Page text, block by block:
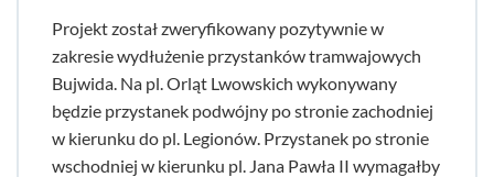
Projekt został zweryfikowany pozytywnie w
zakresie wydłużenie przystanków tramwajowych
Bujwida. Na pl. Orląt Lwowskich wykonywany
będzie przystanek podwójny po stronie zachodniej
w kierunku do pl. Legionów. Przystanek po stronie
wschodniej w kierunku pl. Jana Pawła II wymagałby